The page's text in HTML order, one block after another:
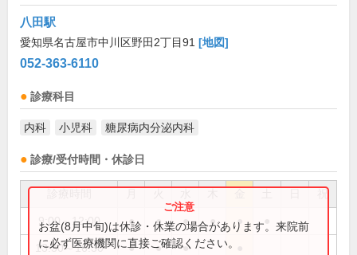
八田駅
愛知県名古屋市中川区野田2丁目91 [地図]
052-363-6110
診療科目
内科 小児科 糖尿病内分泌内科
診療/受付時間・休診日
祝
9:00～12:00 ● ● ● ● ●
13:30～16:30 ● ● ●
お盆(8月中旬)は休診・休業の場合があります。来院前
に必ず医療機関に直接ご確認ください。